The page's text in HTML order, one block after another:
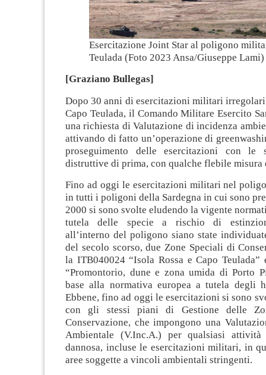
Esercitazione Joint Star al poligono
Teulada (Foto 2023 Ansa/Giuseppe Lami)
[Graziano Bullegas]
Dopo 30 anni di esercitazioni militari
Capo Teulada, il Comando Militare Esercito
una richiesta di Valutazione di incidenza
attivando di fatto un’operazione di
proseguimento delle esercitazioni con le
distruttive di prima, con qualche flebile misura
Fino ad oggi le esercitazioni militari nel
in tutti i poligoni della Sardegna in cui sono
2000 si sono svolte eludendo la vigente
tutela delle specie a rischio di
all’interno del poligono siano state
del secolo scorso, due Zone Speciali di
la ITB040024 “Isola Rossa e Capo
“Promontorio, dune e zona umida di Porto
base alla normativa europea a tutela degli
Ebbene, fino ad oggi le esercitazioni si sono
con gli stessi piani di Gestione delle
Conservazione, che impongono una
Ambientale (V.Inc.A.) per qualsiasi attività
dannosa, incluse le esercitazioni militari, in
aree soggette a vincoli ambientali stringenti.